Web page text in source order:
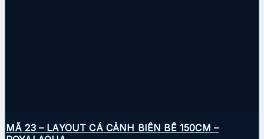
MÃ 23 – LAYOUT CÁ CẢNH BIỂN BỂ 150CM –